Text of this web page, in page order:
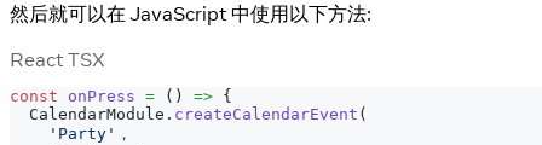
然后就可以在 JavaScript 中使用以下方法:
React TSX
const onPress = ( ) => {
CalendarModule . createCalendarEvent (
'Party' ，